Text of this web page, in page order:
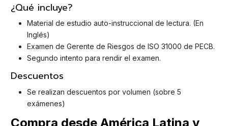
¿Qué incluye?
Material de estudio auto-instruccional de lectura. (En
Inglés)
Examen de Gerente de Riesgos de ISO 31000 de PECB.
Segundo intento para rendir el examen.
Descuentos
Se realizan descuentos por volumen (sobre 5
exámenes)
Compra desde América Latina y